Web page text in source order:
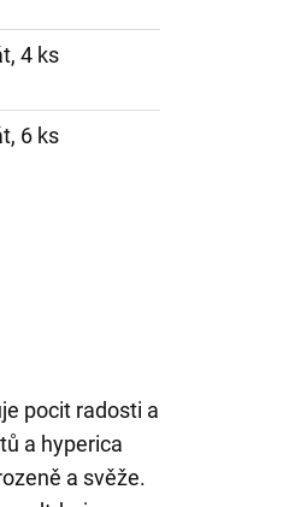
4 ks
6 ks
pocit radosti a
a hyperica
a svěže.